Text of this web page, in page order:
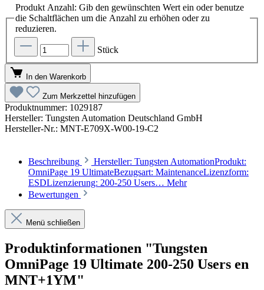
Produkt Anzahl: Gib den gewünschten Wert ein oder benutze
die Schaltflächen um die Anzahl zu erhöhen oder zu
reduzieren.
Stück
In den Warenkorb
Zum Merkzettel hinzufügen
Produktnummer: 1029187
Hersteller: Tungsten Automation Deutschland GmbH
Hersteller-Nr.: MNT-E709X-W00-19-C2
Beschreibung
Hersteller: Tungsten AutomationProdukt:
OmniPage 19 UltimateBezugsart: MaintenanceLizenzform:
ESDLizenzierung: 200-250 Users… Mehr
Bewertungen
Menü schließen
Produktinformationen "Tungsten
OmniPage 19 Ultimate 200-250 Users en
MNT+1YM"